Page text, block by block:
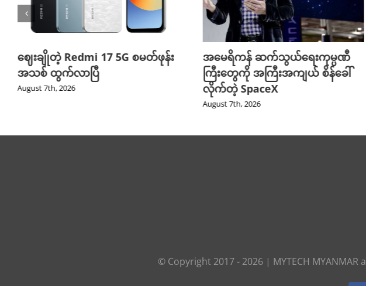
ဈေးချိုတဲ့ Redmi 17 5G စမတ်ဖုန်း
အသစ် ထွက်လာပြီ
August 7th, 2026
အမေရိကန် ဆက်သွယ်ရေးကုမ္ပဏီ
ကြီးတွေကို အကြီးအကျယ် စိန်ခေါ်
လိုက်တဲ့ SpaceX
August 7th, 2026
© Copyright 2017 - 2026| MYTECH MYANMARa